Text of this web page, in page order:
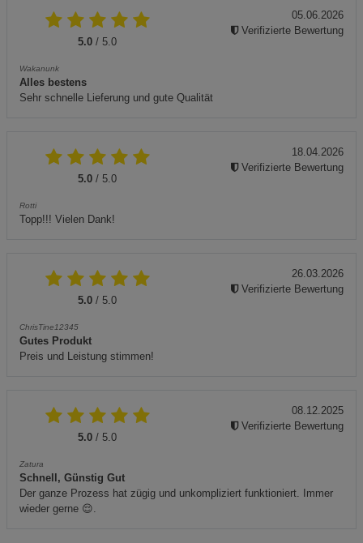
5.0 / 5.0
Wakanunk
Alles bestens
Sehr schnelle Lieferung und gute Qualität
05.06.2026
Verifizierte Bewertung
5.0 / 5.0
Rotti
Topp!!! Vielen Dank!
18.04.2026
Verifizierte Bewertung
5.0 / 5.0
ChrisTine12345
Gutes Produkt
Preis und Leistung stimmen!
26.03.2026
Verifizierte Bewertung
5.0 / 5.0
Zatura
Schnell, Günstig Gut
Der ganze Prozess hat zügig und unkompliziert funktioniert. Immer
wieder gerne 😌.
08.12.2025
Verifizierte Bewertung